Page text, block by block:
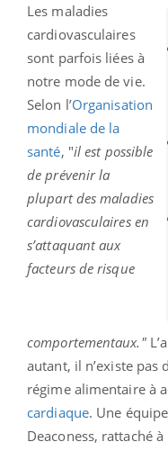
Les maladies
cardiovasculaires
sont parfois liées à
notre mode de vie.
Selon l’Organisation
mondiale de la
santé, "il est possible
de prévenir la
plupart des maladies
cardiovasculaires en
s’attaquant aux
facteurs de risque
comportementaux."
autant, il n’existe pas
régime alimentaire à
cardiaque. Une
Deaconess, rattaché à